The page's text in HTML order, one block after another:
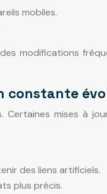
mobiles.
modifications
constante
mises à
des liens artificiels.
plus précis.